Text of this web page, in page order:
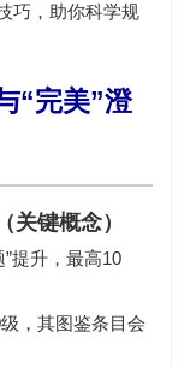
巧，助你科学规
“完美”澄
关键概念）
提升，最高10
，其图鉴条目会